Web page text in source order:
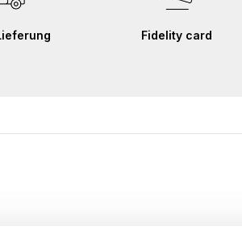
Fidelity card